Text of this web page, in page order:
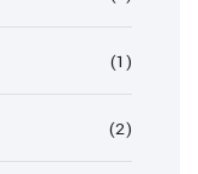
(1)
(2)